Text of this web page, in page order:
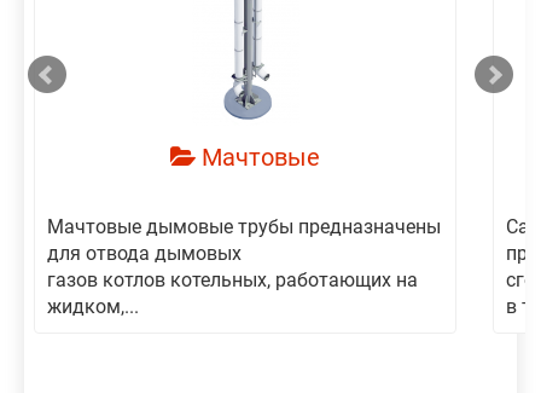
Мачтовые
Мачтовые дымовые трубы предназначены
для отвода дымовых
газов котлов котельных, работающих на
жидком,...
в